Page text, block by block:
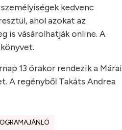
kedvenc
ahol azokat az
is vásárolhatják online. A
13 órakor rendezik a Márai
A regényből Takáts Andrea